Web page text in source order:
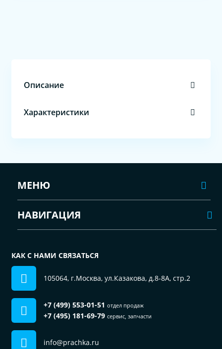
Описание
Характеристики
МЕНЮ
НАВИГАЦИЯ
КАК С НАМИ СВЯЗАТЬСЯ
105064, г.Москва, ул.Казакова, д.8-8А, стр.2
+7 (499) 553-01-51 отдел продаж
+7 (495) 181-69-79 сервис, запчасти
info@prachka.ru